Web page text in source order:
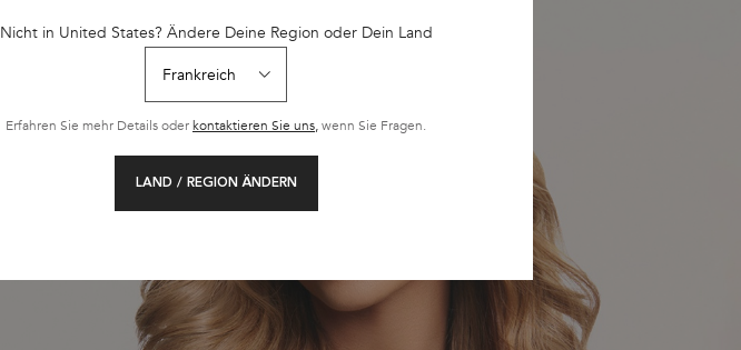
Nicht in United States? Ändere Deine Region oder Dein Land
Erfahren Sie mehr Details oderkontaktieren Sie uns,wenn Sie Fragen.
LAND / REGION ÄNDERN